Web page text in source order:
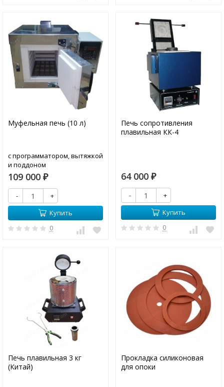
Муфельная печь (10 л)
с программатором, вытяжкой
и поддоном
109 000 ₽
-
+
Купить
0
Печь сопротивления
плавильная КК-4
64 000 ₽
-
+
Купить
0
Печь плавильная 3 кг
(Китай)
Прокладка силиконовая
для опоки